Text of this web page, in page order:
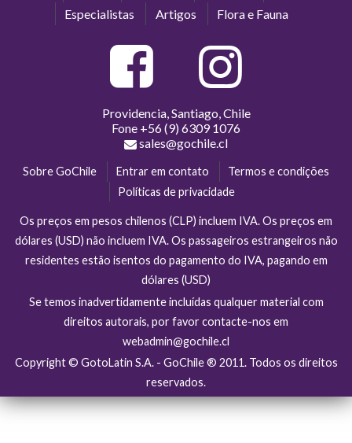
Especialistas
Artigos Flora e Fauna
Providencia, Santiago, Chile
Fone +56 (9) 6309 1076
sales@gochile.cl
Sobre GoChile Entrar em contato
Termos e condições
Políticas de privacidade
Os preços em pesos chilenos (CLP) incluem IVA. Os preços em
dólares (USD) não incluem IVA. Os passageiros estrangeiros não
residentes estão isentos do pagamento do IVA, pagando em
dólares (USD)
Se temos inadvertidamente incluídas qualquer material com
direitos autorais, por favor contacte-nos em
webadmin@gochile.cl
Copyright © GotoLatin S.A. - GoChile ® 2011. Todos os direitos
reservados.